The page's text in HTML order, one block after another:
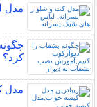
مدل
کرد؟
مدل